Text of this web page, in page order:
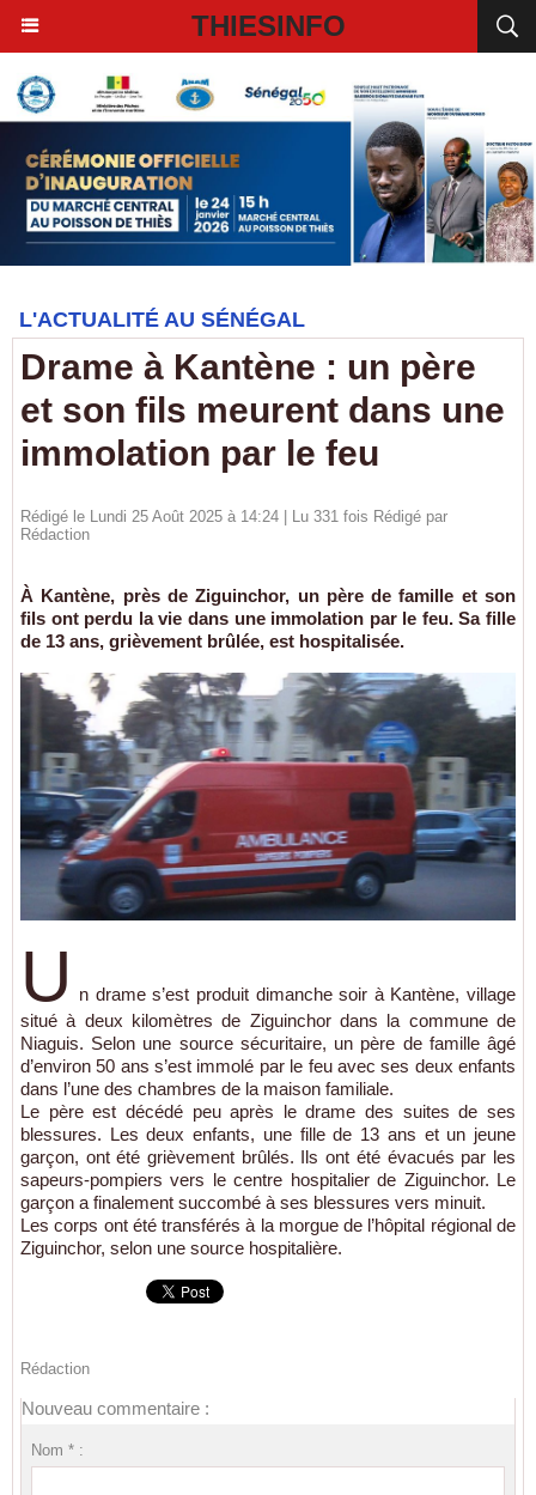
THIESINFO
L'ACTUALITÉ AU SÉNÉGAL
Drame à Kantène : un père
et son fils meurent dans une
immolation par le feu
Rédigé le Lundi 25 Août 2025 à 14:24 | Lu 331 fois Rédigé par
Rédaction
À Kantène, près de Ziguinchor, un père de famille et son
fils ont perdu la vie dans une immolation par le feu. Sa fille
de 13 ans, grièvement brûlée, est hospitalisée.
U
n drame s’est produit dimanche soir à Kantène, village
situé à deux kilomètres de Ziguinchor dans la commune de
Niaguis. Selon une source sécuritaire, un père de famille âgé
d’environ 50 ans s’est immolé par le feu avec ses deux enfants
dans l’une des chambres de la maison familiale.
Le père est décédé peu après le drame des suites de ses
blessures. Les deux enfants, une fille de 13 ans et un jeune
garçon, ont été grièvement brûlés. Ils ont été évacués par les
sapeurs-pompiers vers le centre hospitalier de Ziguinchor. Le
garçon a finalement succombé à ses blessures vers minuit.
Les corps ont été transférés à la morgue de l’hôpital régional de
Ziguinchor, selon une source hospitalière.
Rédaction
Nouveau commentaire :
Nom * :